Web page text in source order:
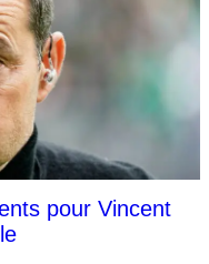
pour Vincent